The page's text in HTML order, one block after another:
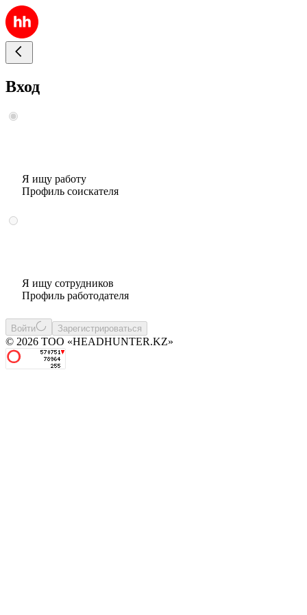
Вход
Я ищу работу
Профиль соискателя
Я ищу сотрудников
Профиль работодателя
Войти Зарегистрироваться
© 2026 ТОО «HEADHUNTER.KZ»